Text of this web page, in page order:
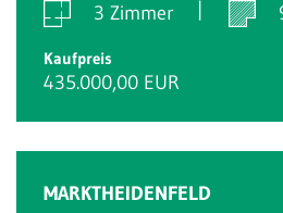
3 Zimmer
Kaufpreis
435.000,00 EUR
MARKTHEIDENFELD